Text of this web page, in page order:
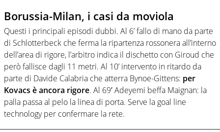
Borussia-Milan, i casi da moviola
Questi i principali episodi dubbi. Al 6’ fallo di mano da parte
di Schlotterbeck che ferma la ripartenza rossonera all’interno
dell’area di rigore, l’arbitro indica il dischetto con Giroud che
però fallisce dagli 11 metri. Al 10’ intervento in ritardo da
parte di Davide Calabria che atterra Bynoe-Gittens: per
Kovacs è ancora rigore. Al 69′ Adeyemi beffa Maignan: la
palla passa al pelo la linea di porta. Serve la goal line
technology per confermare la rete.